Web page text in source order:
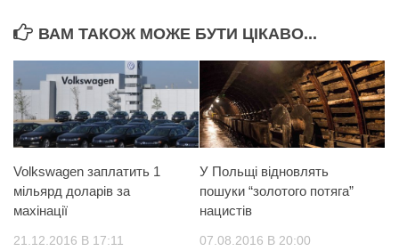
ВАМ ТАКОЖ МОЖЕ БУТИ ЦІКАВО...
Volkswagen заплатить 1
мільярд доларів за
махінації
21.12.2016 В 17:11
У Польщі відновлять
пошуки “золотого потяга”
нацистів
07.08.2016 В 20:00